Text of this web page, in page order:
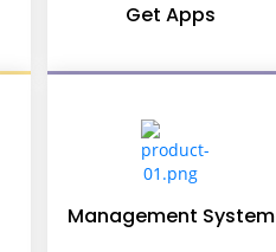
Get Apps
Management System